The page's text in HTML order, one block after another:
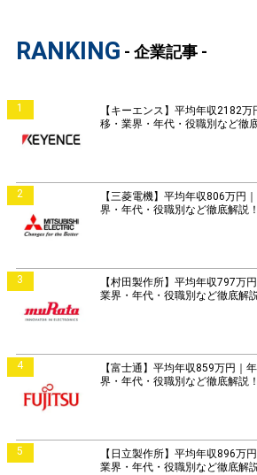
RANKING - 企業記事 -
1
【キーエンス】平均年収2182万
移・業界・年代・役職別など徹
2
【三菱電機】平均年収806万円
界・年代・役職別など徹底解説！
3
【村田製作所】平均年収797万
業界・年代・役職別など徹底解
4
【富士通】平均年収859万円｜
界・年代・役職別など徹底解説！
5
【日立製作所】平均年収896万
業界・年代・役職別など徹底解